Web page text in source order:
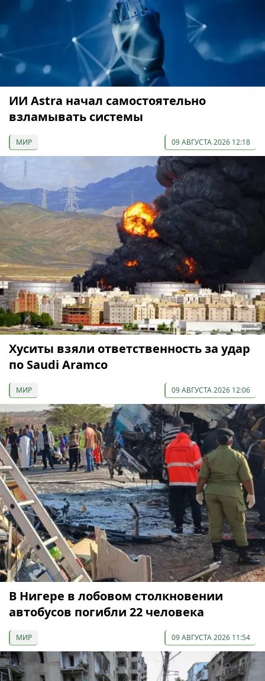
ИИ Astra начал самостоятельно
взламывать системы
МИР 09 АВГУСТА 2026 12:18
Хуситы взяли ответственность за удар
по Saudi Aramco
МИР 09 АВГУСТА 2026 12:06
В Нигере в лобовом столкновении
автобусов погибли 22 человека
МИР 09 АВГУСТА 2026 11:54